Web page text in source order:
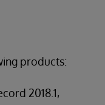
products:
2018.1,